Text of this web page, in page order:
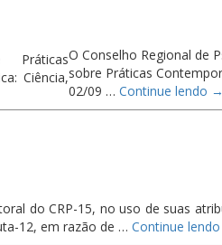
O Conselho Regional de
sobre Práticas
02/09 … Continue lendo →
do CRP-15, no uso de suas
12, em razão de …Continue lendo